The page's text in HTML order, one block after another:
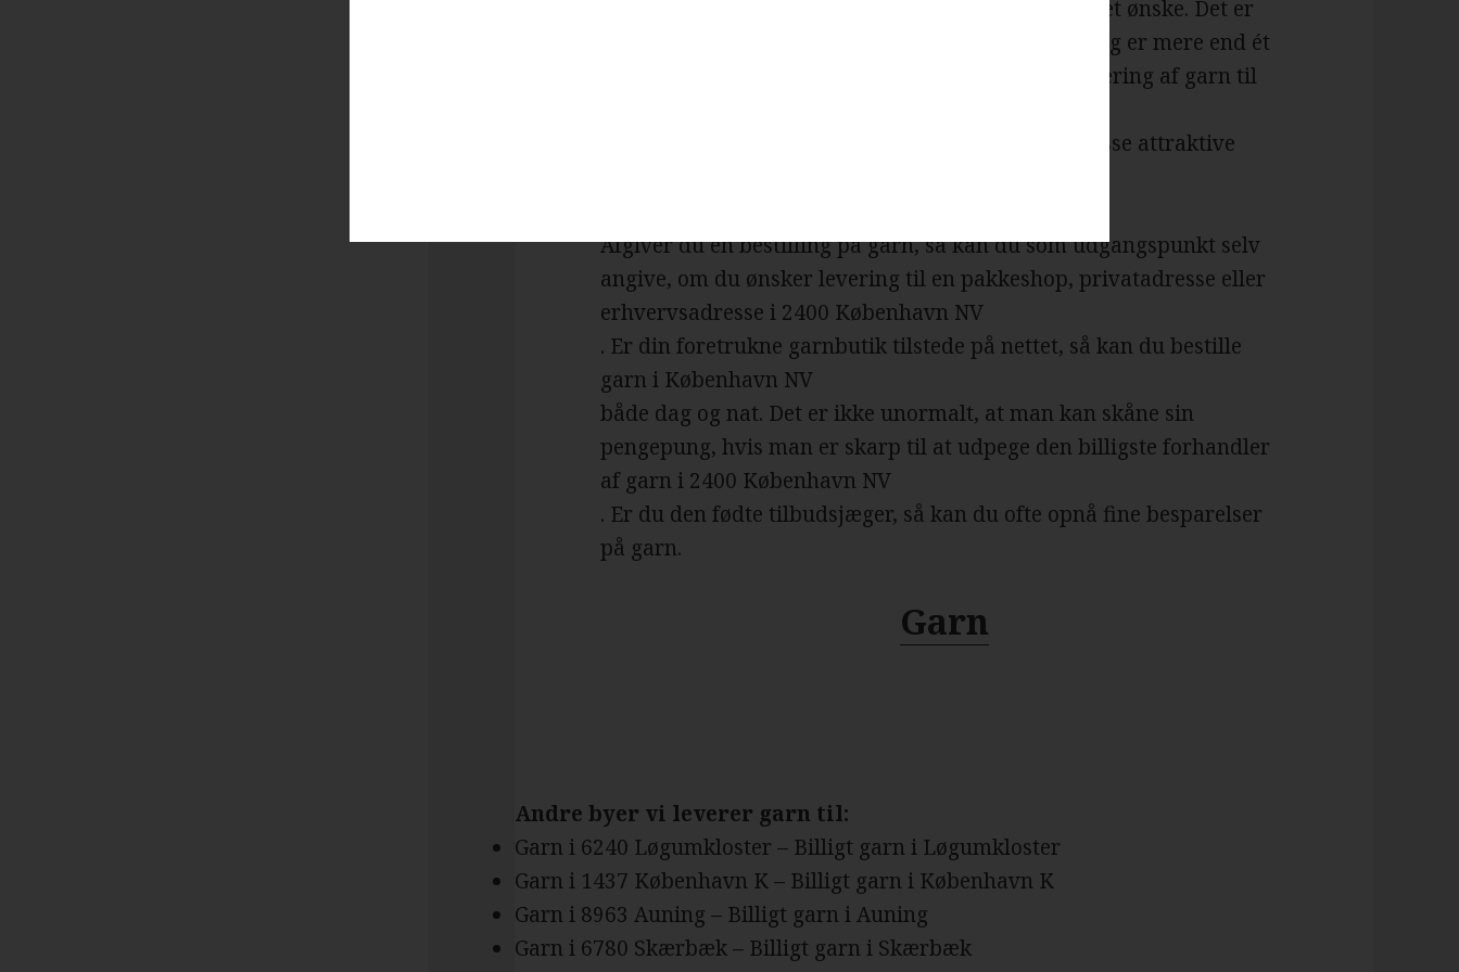
, så har du selvfølgelig mulighed for at få opfyldt det ønske. Det er
nemlig en realitet, at de billigste garnbutikker aldrig er mere end ét
klik væk. Besøger du en garnbutik, der tilbyder levering af garn til
, så vil du med høj sandsynlighed falde over en masse attraktive
Afgiver du en bestilling på garn, så kan du som udgangspunkt selv
angive, om du ønsker levering til en pakkeshop, privatadresse eller
erhvervsadresse i 2400 København NV
. Er din foretrukne garnbutik tilstede på nettet, så kan du bestille
garn i København NV
både dag og nat. Det er ikke unormalt, at man kan skåne sin
pengepung, hvis man er skarp til at udpege den billigste forhandler
af garn i 2400 København NV
. Er du den fødte tilbudsjæger, så kan du ofte opnå fine besparelser
på garn.
Garn
Andre byer vi leverer garn til:
Garn i 6240 Løgumkloster – Billigt garn i Løgumkloster
Garn i 1437 København K – Billigt garn i København K
Garn i 8963 Auning – Billigt garn i Auning
Garn i 6780 Skærbæk – Billigt garn i Skærbæk